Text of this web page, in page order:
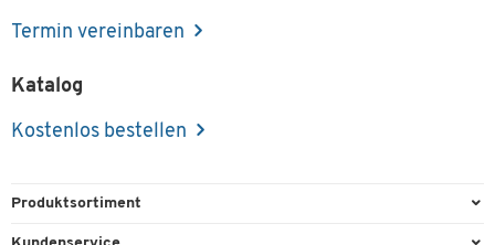
Termin vereinbaren
Katalog
Kostenlos bestellen
Produktsortiment
Büroausstattung